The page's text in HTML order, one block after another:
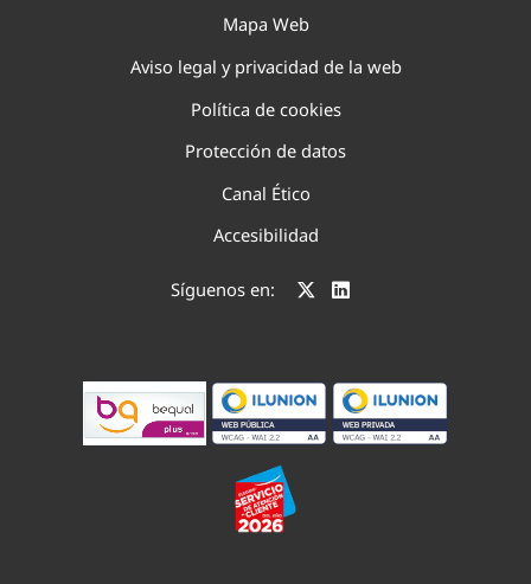
Mapa Web
Aviso legal y privacidad de la web
Política de cookies
Protección de datos
Canal Ético
Accesibilidad
Síguenos en: